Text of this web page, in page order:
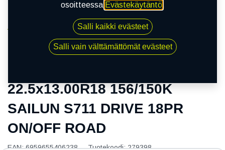
22.5x13.00R18 156/150K SAILUN S711 DRIVE 18PR
ON/OFF ROAD
22.5x13.00R18 156/150K
SAILUN S711 DRIVE 18PR
ON/OFF ROAD
EAN:6959655406238 Tuotekoodi:279398
osoitteessa Evästekäytäntö.
Salli kaikki evästeet
Salli vain välttämättömät evästeet